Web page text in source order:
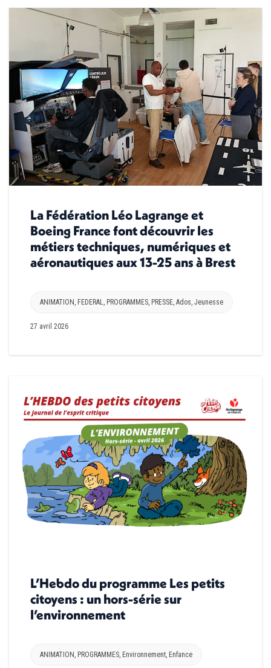
La Fédération Léo Lagrange et
Boeing France font découvrir les
métiers techniques, numériques et
aéronautiques aux 13-25 ans à Brest
ANIMATION , FEDERAL, PROGRAMMES, PRESSE, Ados, Jeunesse
27 avril 2026
L’Hebdo du programme Les petits
citoyens : un hors-série sur
l’environnement
ANIMATION , PROGRAMMES, Environnement, Enfance